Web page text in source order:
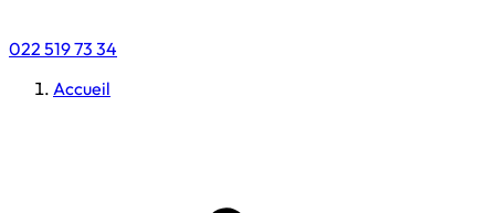
022 519 73 34
Accueil